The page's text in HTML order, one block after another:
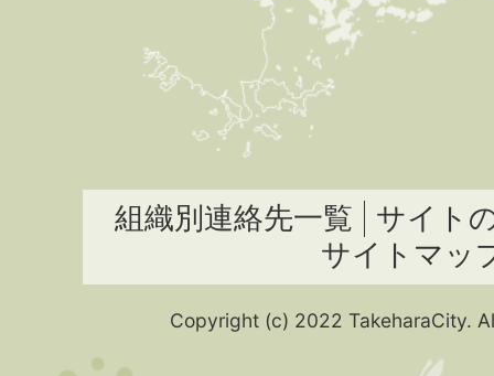
組織別連絡先一覧
サイト
サイトマッ
Copyright (c) 2022 TakeharaCity.